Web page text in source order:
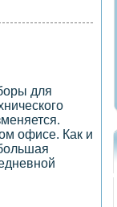
для
офисе. Как и